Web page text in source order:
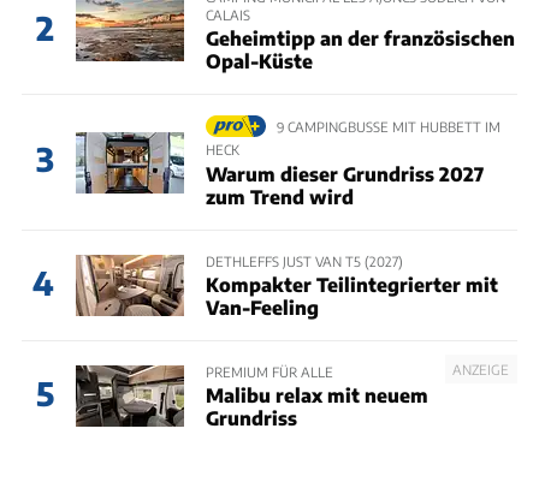
2
CALAIS
Geheimtipp an der französischen
Opal-Küste
3
9 CAMPINGBUSSE MIT HUBBETT IM
HECK
Warum dieser Grundriss 2027
zum Trend wird
4
DETHLEFFS JUST VAN T5 (2027)
Kompakter Teilintegrierter mit
Van-Feeling
5
ANZEIGE
PREMIUM FÜR ALLE
Malibu relax mit neuem
Grundriss